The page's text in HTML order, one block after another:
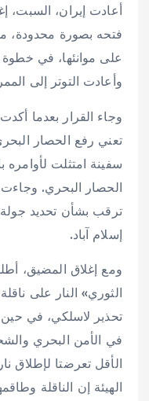
أعادت إيران،
فتحه بصورة محدودة،
على موانئها، في خطوة
وأعادت التوتر إلى
وجاء القرار بعدما
سفينة امتثلت لأوامره
الحصار البحري.
ترقب بشأن تحديد جولة
إسلام آباد.
ومع إغلاق المضيق،
الثوري» النار على
تحذير لاسلكي، في حين
في الأمن البحري
الأقل تعرضتا لإطلاق
الهيئة إن الناقلة